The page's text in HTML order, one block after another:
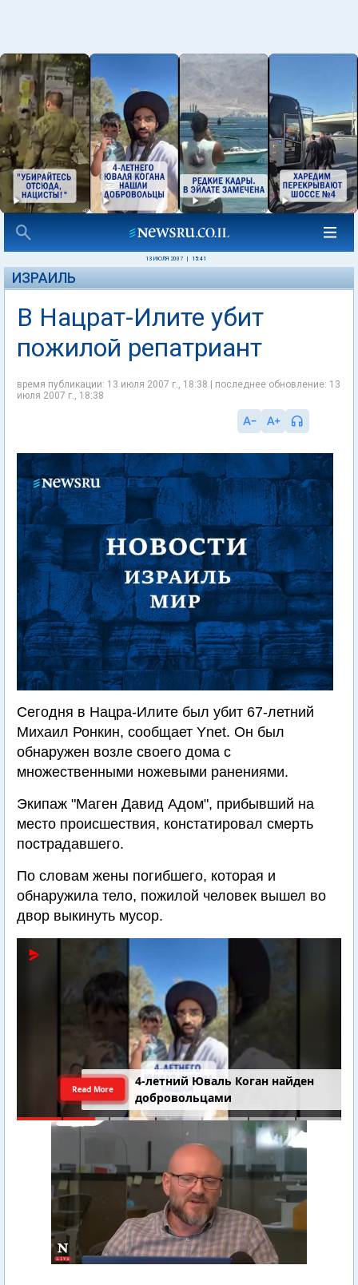
13 ИЮЛЯ 2007 15:41
ИЗРАИЛЬ
В Нацрат-Илите убит
пожилой репатриант
время публикации: 13 июля 2007 г., 18:38 | последнее обновление: 13
июля 2007 г., 18:38
Сегодня в Нацра-Илите был убит 67-летний
Михаил Ронкин, сообщает Ynet. Он был
обнаружен возле своего дома с
множественными ножевыми ранениями.
Экипаж "Маген Давид Адом", прибывший на
место происшествия, констатировал смерть
пострадавшего.
По словам жены погибшего, которая и
обнаружила тело, пожилой человек вышел во
двор выкинуть мусор.
4-летний Юваль Коган найден
добровольцами
Read More